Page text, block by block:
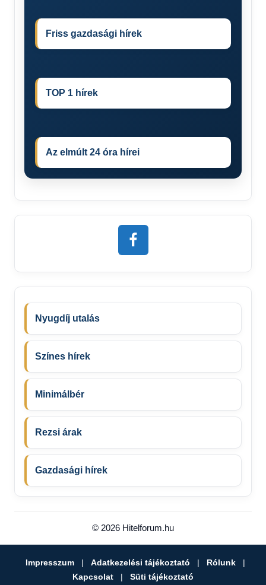
Friss gazdasági hírek
TOP 1 hírek
Az elmúlt 24 óra hírei
Nyugdíj utalás
Színes hírek
Minimálbér
Rezsi árak
Gazdasági hírek
© 2026 Hitelforum.hu
Impresszum | Adatkezelési tájékoztató | Rólunk
|
Kapcsolat
| Süti tájékoztató